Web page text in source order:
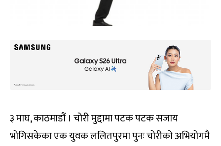
३ माघ, काठमाडौं । चोरी मुद्दामा पटक पटक सजाय
भोगिसकेका एक युवक ललितपुरमा पुनः चोरीको अभियोगमै